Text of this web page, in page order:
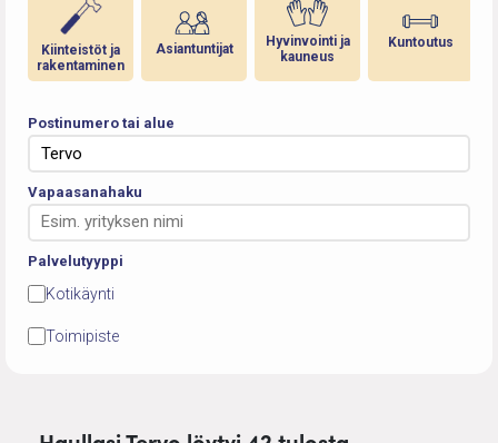
Kiinteistöt ja
rakentaminen
Asiantuntijat
Hyvinvointi ja
kauneus
Kuntoutus
Postinumero tai alue
Vapaasanahaku
Palvelutyyppi
Kotikäynti
Toimipiste